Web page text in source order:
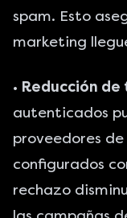
spam. Esto
marketing
• Reducción
autenticados
proveedores de
configurados
rechazo